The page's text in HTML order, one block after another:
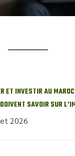
ET INVESTIR AU
SAVOIR SUR
2026